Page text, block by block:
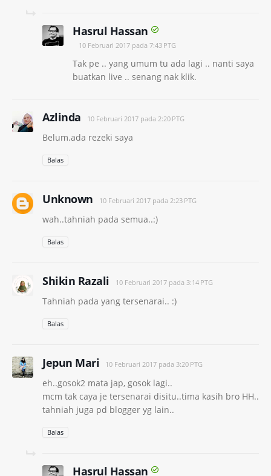
Hasrul Hassan
10 Februari 2017 pada 7:43 PTG
Tak pe .. yang umum tu ada lagi .. nanti saya
buatkan live .. senang nak klik.
Azlinda 10 Februari 2017 pada 2:20 PTG
Belum.ada rezeki saya
Balas
Unknown 10 Februari 2017 pada 2:23 PTG
wah..tahniah pada semua..:)
Balas
Shikin Razali 10 Februari 2017 pada 3:14 PTG
Tahniah pada yang tersenarai.. :)
Balas
Jepun Mari 10 Februari 2017 pada 3:20 PTG
eh..gosok2 mata jap, gosok lagi..
mcm tak caya je tersenarai disitu..tima kasih bro HH..
tahniah juga pd blogger yg lain..
Balas
Hasrul Hassan